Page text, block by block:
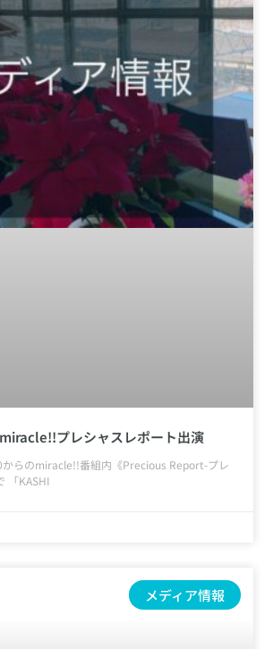
プレシャスレポート出演
らのmiracle!!番組内《Precious Report-プレ
「KASHI
メディア情報